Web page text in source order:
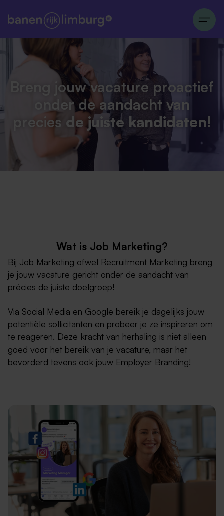
Breng jouw vacature proactief
onder de aandachtvan
precies de juiste kandidaten!
Wat is Job Marketing?
Bij Job Marketing ofwel Recruitment Marketing breng
je jouw vacature gericht onder de aandacht van
précies de juiste doelgroep!
Via Social Media en Google bereik je dagelijks jouw
potentiële sollicitanten en probeer je ze inspireren om
te reageren. Deze kracht van herhaling is niet alleen
goed voor het bereik van je vacature, maar het
bevorderd tevens ook jouw Employer Branding!